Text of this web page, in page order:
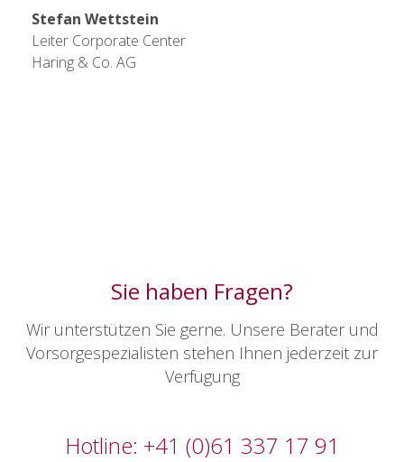
Stefan Wettstein
Leiter Corporate Center
Häring & Co. AG
Sie haben Fragen?
Wir unterstützen Sie gerne. Unsere Berater und
Vorsorgespezialisten stehen Ihnen jederzeit zur
Verfügung
Hotline: +41 (0)61 337 17 91